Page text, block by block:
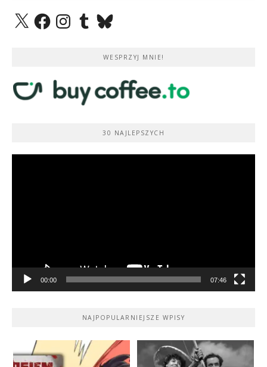
X FacebookInstagramTumblrBluesky
WESPRZYJ MNIE!
30 NAJLEPSZYCH
00:00 07:46
NAJPOPULARNIEJSZE WPISY